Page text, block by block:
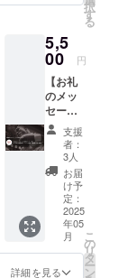
試合 亀
写真
デー
タ】 当
日の写
真デー
タを一
枚お送
りしま
す。 ＊
お手紙
とお写
真を送
る為の
メール
アドレ
スが必
要とな
択
す
る
5,5
00 円
【お礼
のメッ
セー
ジ】 感
謝の気
持ちを
込め
て、お
礼の
メッ
セージ
をお送
りしま
す。
支援
者：
3人
お届
け予
定：
2025
年05
月
詳細を見る
こ
の
リ
タ
ー
ン